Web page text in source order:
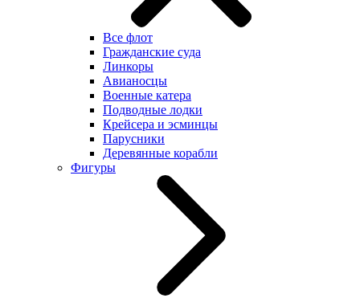
Все флот
Гражданские суда
Линкоры
Авианосцы
Военные катера
Подводные лодки
Крейсера и эсминцы
Парусники
Деревянные корабли
Фигуры